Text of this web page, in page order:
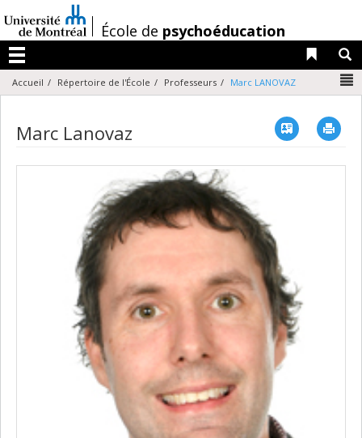
au
contenu
/École de psychoéducation
Menu
Liens
Accueil Répertoire de l'École Professeurs Marc LANOVAZ
Marc Lanovaz Vcard